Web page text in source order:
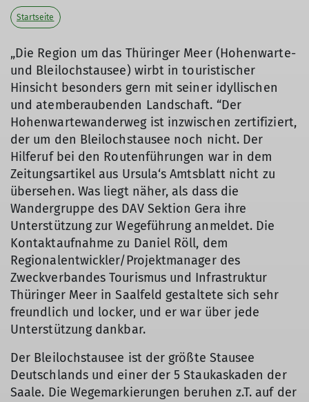
Startseite
„Die Region um das Thüringer Meer (Hohenwarte-
und Bleilochstausee) wirbt in touristischer
Hinsicht besonders gern mit seiner idyllischen
und atemberaubenden Landschaft. “Der
Hohenwartewanderweg ist inzwischen zertifiziert,
der um den Bleilochstausee noch nicht. Der
Hilferuf bei den Routenführungen war in dem
Zeitungsartikel aus Ursula‘s Amtsblatt nicht zu
übersehen. Was liegt näher, als dass die
Wandergruppe des DAV Sektion Gera ihre
Unterstützung zur Wegeführung anmeldet. Die
Kontaktaufnahme zu Daniel Röll, dem
Regionalentwickler/Projektmanager des
Zweckverbandes Tourismus und Infrastruktur
Thüringer Meer in Saalfeld gestaltete sich sehr
freundlich und locker, und er war über jede
Unterstützung dankbar.
Der Bleilochstausee ist der größte Stausee
Deutschlands und einer der 5 Staukaskaden der
Saale. Die Wegemarkierungen beruhen z.T. auf der